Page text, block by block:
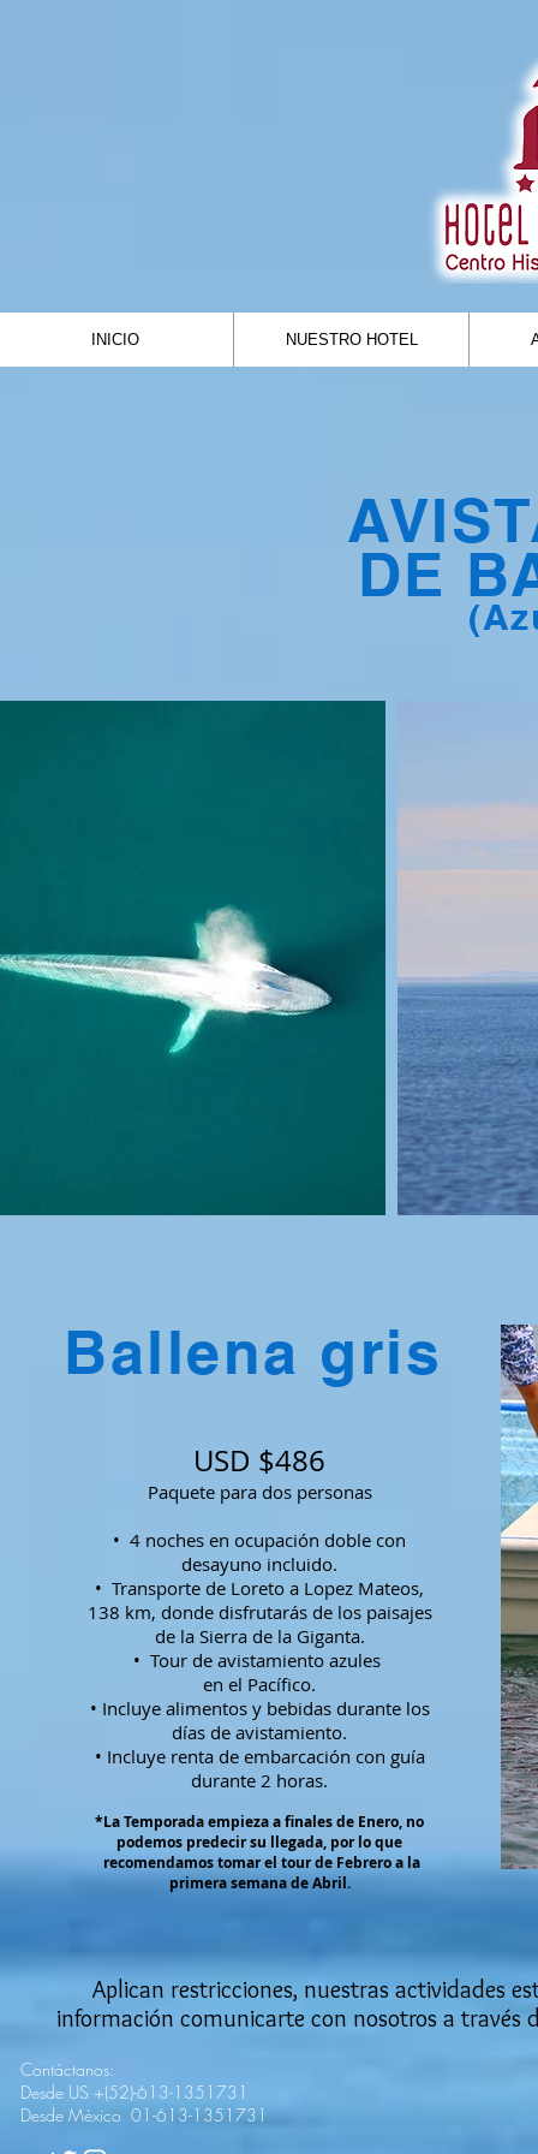
INICIO NUESTRO HOTEL
DE
Ballena gris
USD $486
Paquete para dos personas
• 4 noches en ocupación doble con
desayuno incluido.
• Transporte de Loreto a Lopez Mateos,
138 km, donde disfrutarás de los paisajes
de la Sierra de la Giganta.
• Tour de avistamiento azules
en el Pacífico.
• Incluye alimentos y bebidas durante los
días de avistamiento.
• Incluye renta de embarcación con guía
durante 2 horas.
*La Temporada empieza a finales de Enero, no
podemos predecir su llegada, por lo que
recomendamos tomar el tour de Febrero a la
primera semana de Abril.
Aplican restricciones, nuestras actividades
información comunicarte con nosotros a
Contáctanos:
Desde US +(52)-613-1351731
Desde México 01-613-1351731